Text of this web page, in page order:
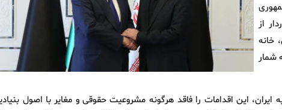
از
خانه
شمار
ایران، این اقدامات را فاقد هرگونه مشروعیت حقوقی و مغایر با اصول